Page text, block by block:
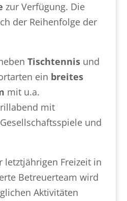
zur Verfügung. Die
der Reihenfolge der
Tischtennisund
ein breites
mit u.a.
mit
und
letztjährigen Freizeit in
Betreuerteam wird
Aktivitäten